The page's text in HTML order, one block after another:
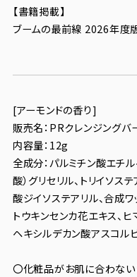
【書籍掲載】
ブームの最前線 2026年度
[アーモンドの香り]
販売名：PRクレンジングバ
内容量：12g
全成分：パルミチン酸エチ
酸）グリセリル、トリイソス
酸ジイソステアリル、合成ワ
トウキンセンカ花エキス、ヒ
ヘキシルデカン酸アスコル
〇化粧品がお肌に合わな